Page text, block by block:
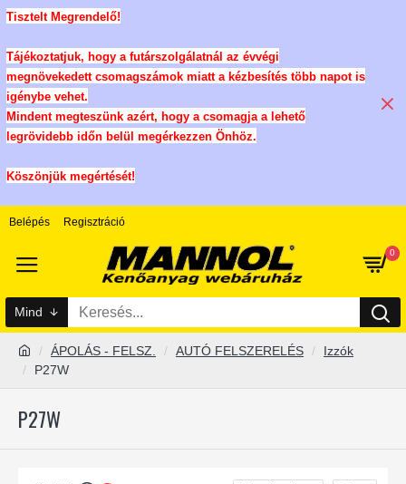
Tisztelt Megrendelő!
Tájékoztatjuk, hogy a futárszolgálatnál az évvégi
megnövekedett csomagszámok miatt a kézbesítés több napot is
igénybe vehet.
Mindent megteszünk azért, hogy a csomagja a lehető
legrövidebb időn belül megérkezzen Önhöz.
Köszönjük megértését!
Belépés Regisztráció
0
Mind
ÁPOLÁS - FELSZ. AUTÓ FELSZERELÉS
Izzók
P27W
P27W